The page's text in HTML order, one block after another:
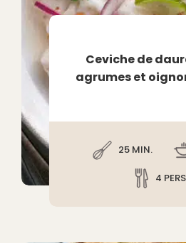
Ceviche de
agrumes et
25 MIN.
4